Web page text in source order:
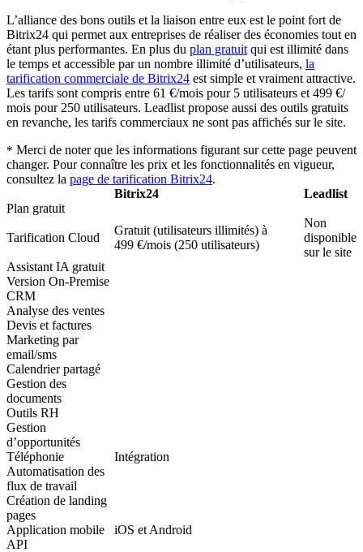
L’alliance des bons outils et la liaison entre eux est le point fort de
Bitrix24 qui permet aux entreprises de réaliser des économies tout en
étant plus performantes. En plus du plan gratuit qui est illimité dans
le temps et accessible par un nombre illimité d’utilisateurs, la
tarification commerciale de Bitrix24 est simple et vraiment attractive.
Les tarifs sont compris entre 61 €/mois pour 5 utilisateurs et 499 €/
mois pour 250 utilisateurs. Leadlist propose aussi des outils gratuits
en revanche, les tarifs commerciaux ne sont pas affichés sur le site.
* Merci de noter que les informations figurant sur cette page peuvent
changer. Pour connaître les prix et les fonctionnalités en vigueur,
consultez la page de tarification Bitrix24.
Bitrix24
Leadlist
Plan gratuit
Tarification Cloud
Gratuit (utilisateurs illimités) à
499 €/mois (250 utilisateurs)
Non
disponible
sur le site
Assistant IA gratuit
Version On-Premise
CRM
Analyse des ventes
Devis et factures
Marketing par
email/sms
Calendrier partagé
Gestion des
documents
Outils RH
Gestion
d’opportunités
Téléphonie
Intégration
Automatisation des
flux de travail
Création de landing
pages
Application mobile
iOS et Android
API